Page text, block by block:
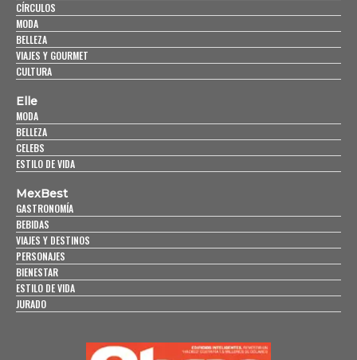
CÍRCULOS
MODA
BELLEZA
VIAJES Y GOURMET
CULTURA
Elle
MODA
BELLEZA
CELEBS
ESTILO DE VIDA
MexBest
GASTRONOMÍA
BEBIDAS
VIAJES Y DESTINOS
PERSONAJES
BIENESTAR
ESTILO DE VIDA
JURADO